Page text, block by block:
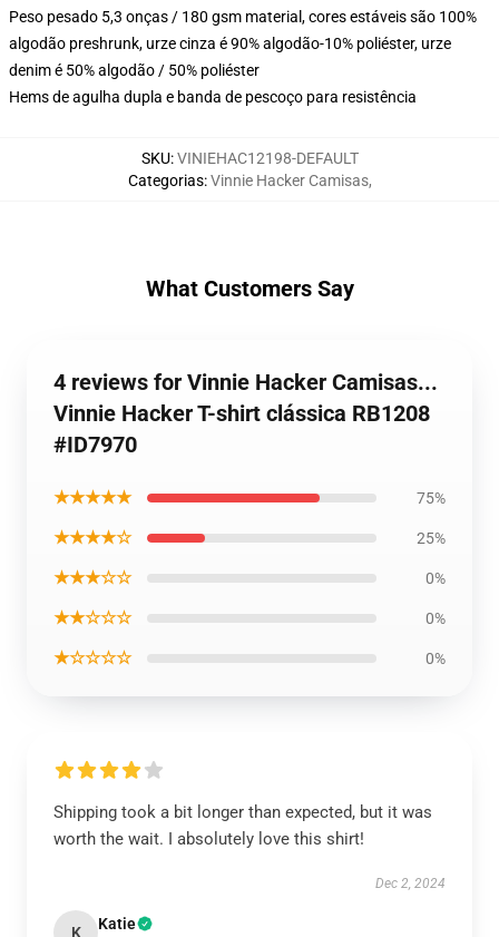
Peso pesado 5,3 onças / 180 gsm material, cores estáveis são 100%
algodão preshrunk, urze cinza é 90% algodão-10% poliéster, urze
denim é 50% algodão / 50% poliéster
Hems de agulha dupla e banda de pescoço para resistência
SKU:VINIEHAC12198-DEFAULT
Categorias:Vinnie Hacker Camisas,
What Customers Say
4 reviews for Vinnie Hacker Camisas...
Vinnie Hacker T-shirt clássica RB1208
#ID7970
★★★★★ 75%
★★★★☆ 25%
★★★☆☆ 0%
★★☆☆☆ 0%
★☆☆☆☆ 0%
Shipping took a bit longer than expected, but it was
worth the wait. I absolutely love this shirt!
Dec 2, 2024
K Katie